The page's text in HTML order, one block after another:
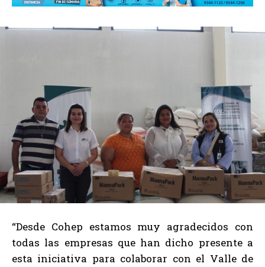
“Desde Cohep estamos muy agradecidos con
todas las empresas que han dicho presente a
esta iniciativa para colaborar con el Valle de